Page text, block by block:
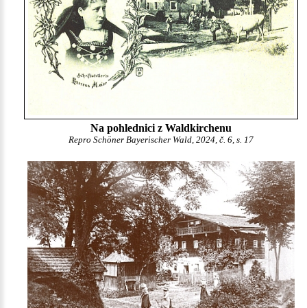
Na pohlednici z Waldkirchenu
Repro Schöner Bayerischer Wald, 2024, č. 6, s. 17